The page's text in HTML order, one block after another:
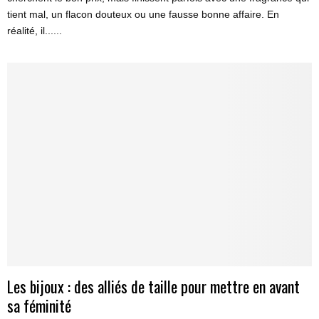
tient mal, un flacon douteux ou une fausse bonne affaire. En
réalité, il......
Les bijoux : des alliés de taille pour mettre en avant
sa féminité